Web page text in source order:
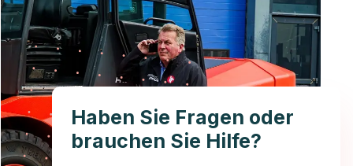
Haben Sie Fragen oder
brauchen Sie Hilfe?